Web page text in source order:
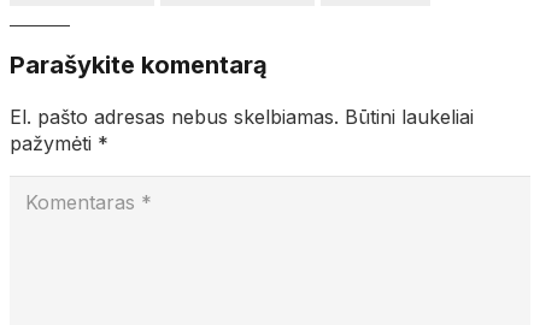
Parašykite komentarą
El. pašto adresas nebus skelbiamas. Būtini laukeliai
pažymėti *